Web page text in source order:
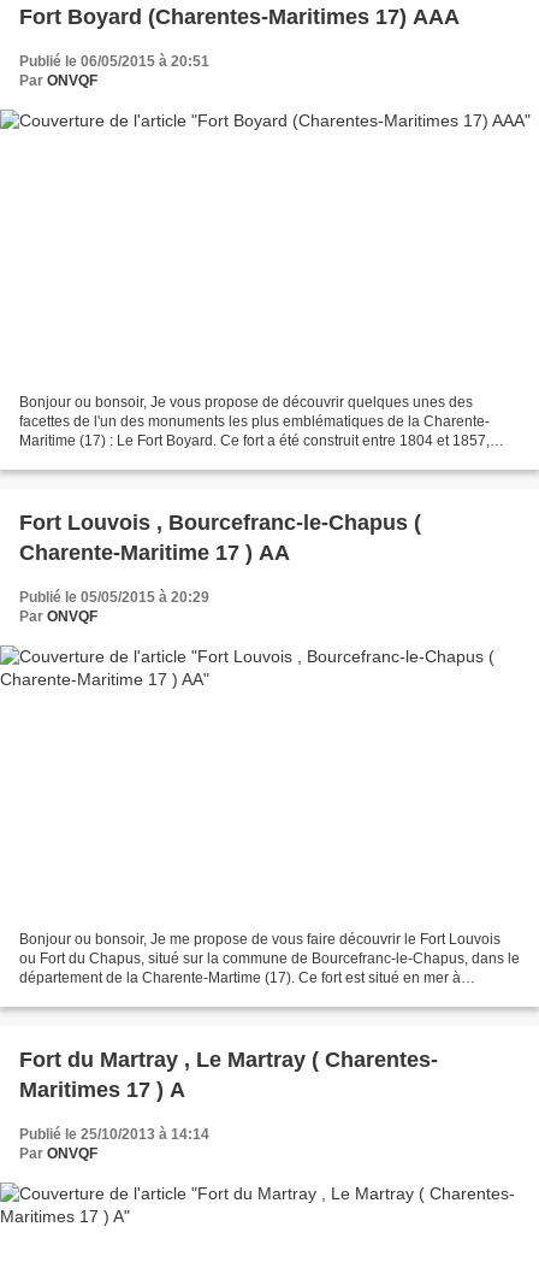
Fort Boyard (Charentes-Maritimes 17) AAA
Publié le 06/05/2015 à 20:51
Par ONVQF
Bonjour ou bonsoir, Je vous propose de découvrir quelques unes des
facettes de l'un des monuments les plus emblématiques de la Charente-
Maritime (17) : Le Fort Boyard. Ce fort a été construit entre 1804 et 1857,
Fort Louvois , Bourcefranc-le-Chapus (
Charente-Maritime 17 ) AA
Publié le 05/05/2015 à 20:29
Par ONVQF
Bonjour ou bonsoir, Je me propose de vous faire découvrir le Fort Louvois
ou Fort du Chapus, situé sur la commune de Bourcefranc-le-Chapus, dans le
département de la Charente-Martime (17). Ce fort est situé en mer à
Fort du Martray , Le Martray ( Charentes-
Maritimes 17 ) A
Publié le 25/10/2013 à 14:14
Par ONVQF